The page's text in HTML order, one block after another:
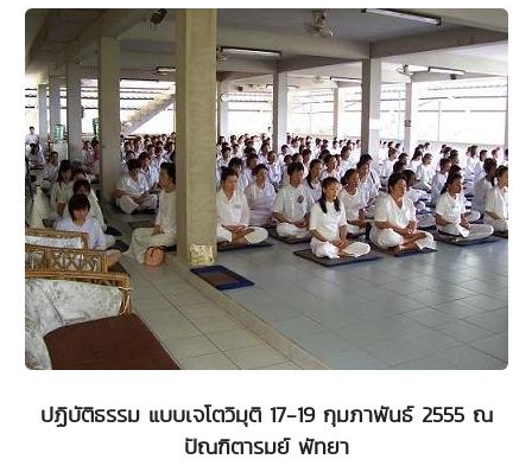
ปฏิบัติธรรม แบบเจโตวิมุติ 17-19 กุมภาพันธ์ 2555 ณ
ปัณฑิตารมย์ พัทยา